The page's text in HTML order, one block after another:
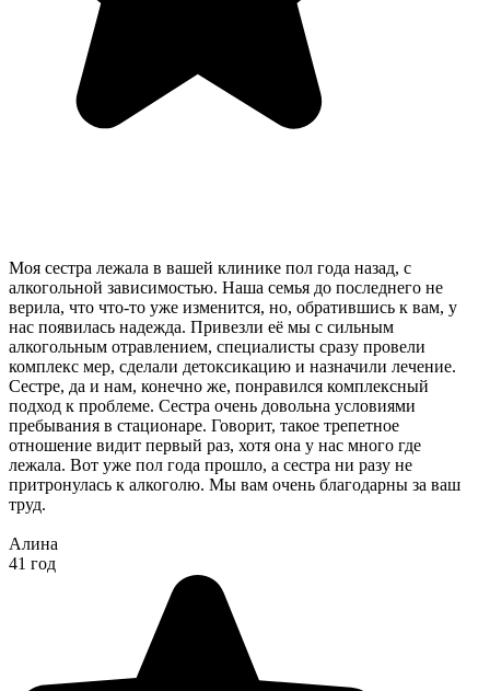
Моя сестра лежала в вашей клинике пол года назад, с
алкогольной зависимостью. Наша семья до последнего не
верила, что что-то уже изменится, но, обратившись к вам, у
нас появилась надежда. Привезли её мы с сильным
алкогольным отравлением, специалисты сразу провели
комплекс мер, сделали детоксикацию и назначили лечение.
Сестре, да и нам, конечно же, понравился комплексный
подход к проблеме. Сестра очень довольна условиями
пребывания в стационаре. Говорит, такое трепетное
отношение видит первый раз, хотя она у нас много где
лежала. Вот уже пол года прошло, а сестра ни разу не
притронулась к алкоголю. Мы вам очень благодарны за ваш
труд.
Алина
41 год